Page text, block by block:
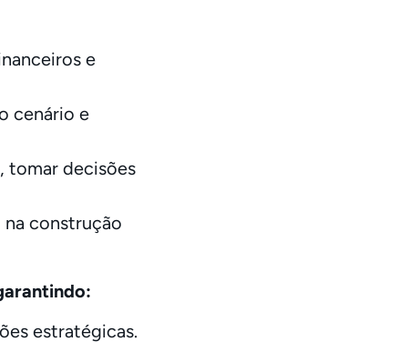
e
cenário e
tomar decisões
na construção
estratégicas.